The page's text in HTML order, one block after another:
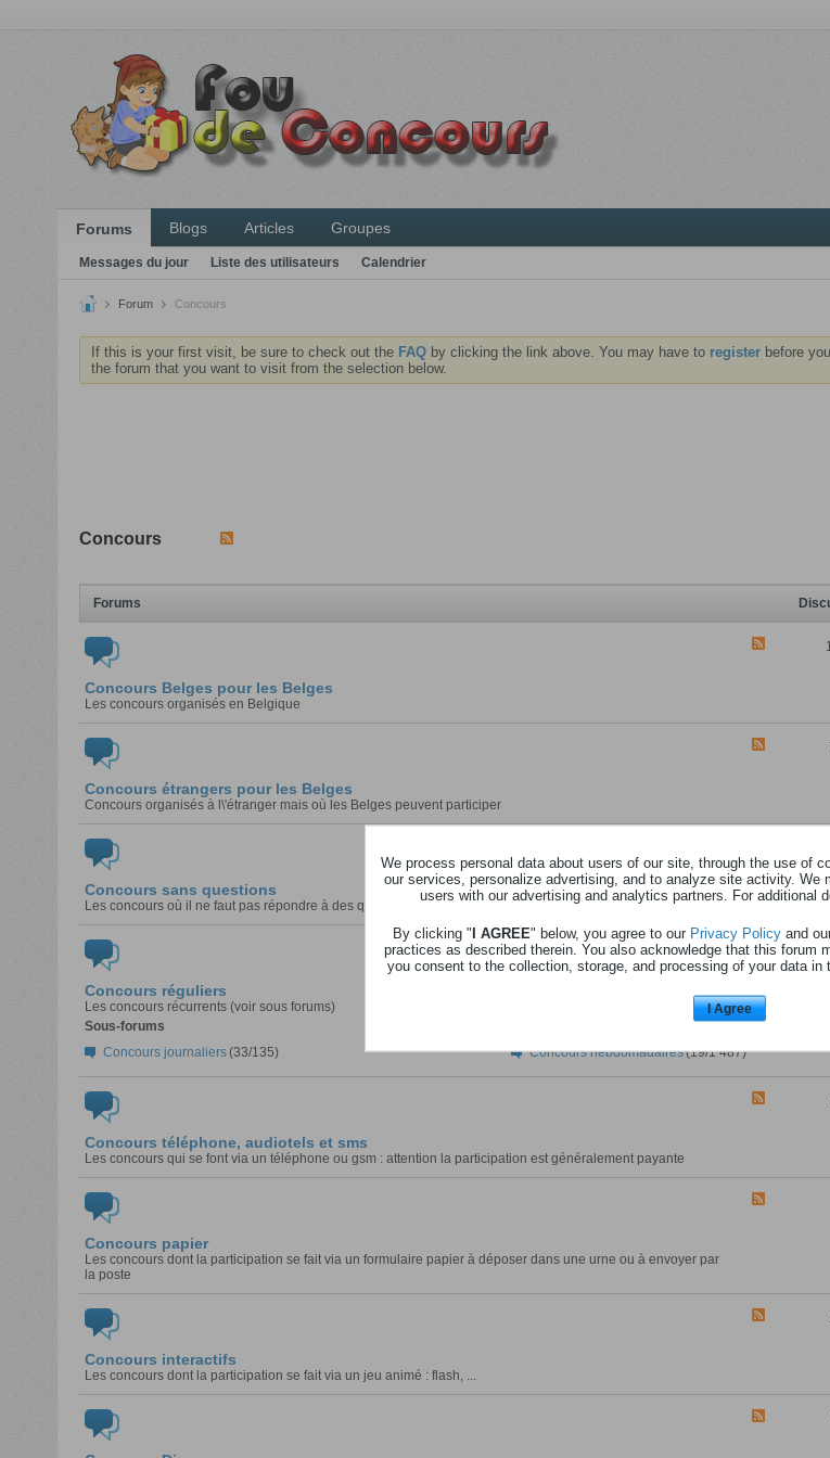
Forums Blogs Articles Groupes
Messages du jour Liste des utilisateurs Calendrier
Forum Concours
If this is your first visit, be sure to check out the FAQby clicking the link above. You may have to registerbefore
the forum that you want to visit from the selection below.
Concours
Forums
Concours Belges pour les Belges
Les concours organisés en Belgique
Concours étrangers pour les Belges
Concours organisés à l\'étranger mais où les Belges peuvent participer
Concours sans questions
Les concours où il ne faut pas répondre à des questions
Concours réguliers
Les concours récurrents (voir sous forums)
Sous-forums
Concours journaliers(33/135) Concours hebdomadaires(19/1 487)
Concours téléphone, audiotels et sms
Les concours qui se font via un téléphone ou gsm : attention la participation est généralement payante
Concours papier
Les concours dont la participation se fait via un formulaire papier à déposer dans une urne ou à envoyer par
la poste
Concours interactifs
Les concours dont la participation se fait via un jeu animé : flash, ...
We process personal data about users of our site, through the use of
our services, personalize advertising, and to analyze site activity. We
users with our advertising and analytics partners. For additional
By clicking "I AGREE" below, you agree to our Privacy Policyand
practices as described therein. You also acknowledge that this forum
you consent to the collection, storage, and processing of your data in
I Agree